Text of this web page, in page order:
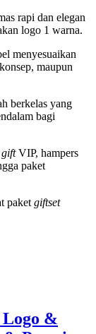
rapi dan elegan
logo 1 warna.
menyesuaikan
maupun
berkelas yang
bagi
VIP, hampers
paket
paket giftset
Logo &